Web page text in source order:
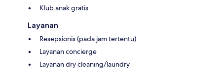
Klub anak gratis
Layanan
Resepsionis (pada jam tertentu)
Layanan concierge
Layanan dry cleaning/laundry